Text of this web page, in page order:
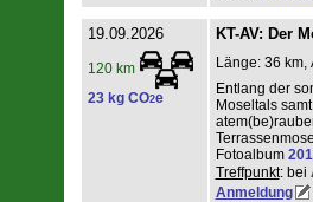
19.09.2026
120 km
23 kg CO2e
KT-AV: Der
Länge: 36 km,
Entlang der
Moseltals
Fotoalbum
Treffpunkt: bei
Anmeldung